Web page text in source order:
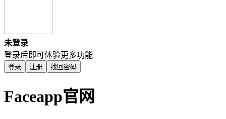
未登录
登录后即可体验更多功能
登录 注册 找回密码
Faceapp官网